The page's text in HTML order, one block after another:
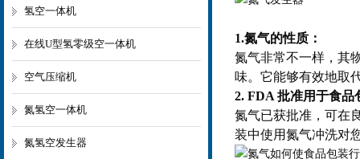
氢空一体机
在线U型氢零级空一体机
空气压缩机
氮氢空一体机
氮氢空发生器
1.氮气的性质：
氮气非常不一样，其
味。它能够有效地取
2. FDA 批准用于食品
氮气已获批准，可在
装中使用氮气冲洗对